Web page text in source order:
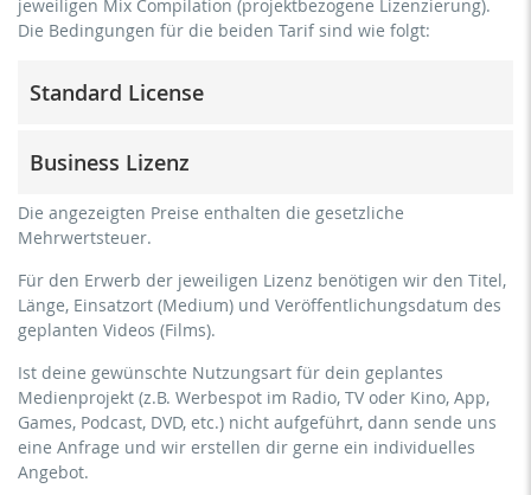
jeweiligen Mix Compilation (projektbezogene Lizenzierung).
Die Bedingungen für die beiden Tarif sind wie folgt:
Standard License
Personen
Eigenmarketing
innerhalb eines kostenpflichtigen Präventionskurses oder
eines Abonnement-Dienstes)
Streaming/Ausstrahlung über soziale Plattformen
Twitch, etc. + eigene Website
keine Sublizenzierung des Videos (Film)
keine mechanische Vervielfältigung
Download der Titel zur Verwendung
Business Lizenz
für Freiberufler und physische Unternehmen
(Fitnessstudios, Sport Vereine, etc.)
Eigenmarketing
direktes Geldverdienen mit dem Projekt (z.B. innerhalb
eines kostenpflichtigen Präventionskurses oder eines
Abonnement-Dienstes)
Streaming/Ausstrahlung über soziale Plattformen
einschließlich: Facebook, YouTube, Instagram, Zoom,
Twitch, etc. + gewerbliche Website
Sublizenzierung des Videos (Film)
Die angezeigten Preise enthalten die gesetzliche
Mehrwertsteuer.
Für den Erwerb der jeweiligen Lizenz benötigen wir den Titel,
Länge, Einsatzort (Medium) und Veröffentlichungsdatum des
geplanten Videos (Films).
Ist deine gewünschte Nutzungsart für dein geplantes
Medienprojekt (z.B. Werbespot im Radio, TV oder Kino, App,
Games, Podcast, DVD, etc.) nicht aufgeführt, dann sende uns
eine Anfrage und wir erstellen dir gerne ein individuelles
Angebot.